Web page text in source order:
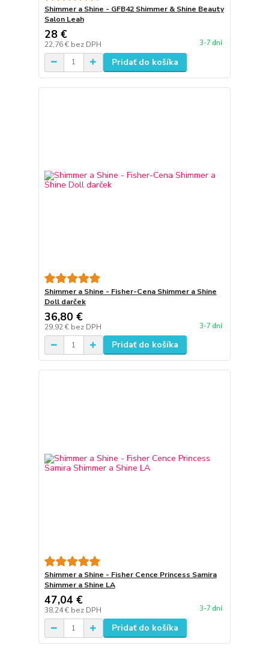
Shimmer a Shine - GFB42 Shimmer & Shine Beauty
Salon Leah
28 €
22,76 € bez DPH 3-7 dní
Pridať do košíka
Shimmer a Shine - Fisher-Cena Shimmer a Shine
Doll darček
36,80 €
29,92 € bez DPH 3-7 dní
Pridať do košíka
Shimmer a Shine - Fisher Cence Princess Samira
Shimmer a Shine LA
47,04 €
38,24 € bez DPH 3-7 dní
Pridať do košíka